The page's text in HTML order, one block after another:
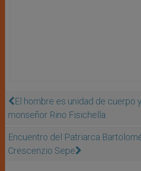
El hombre es unidad de cuerpo
monseñor Rino Fisichella
Encuentro del Patriarca
Crescenzio Sepe